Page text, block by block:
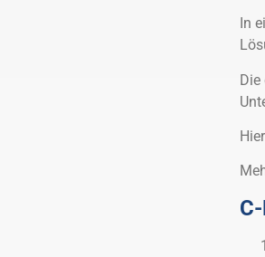
In
Die